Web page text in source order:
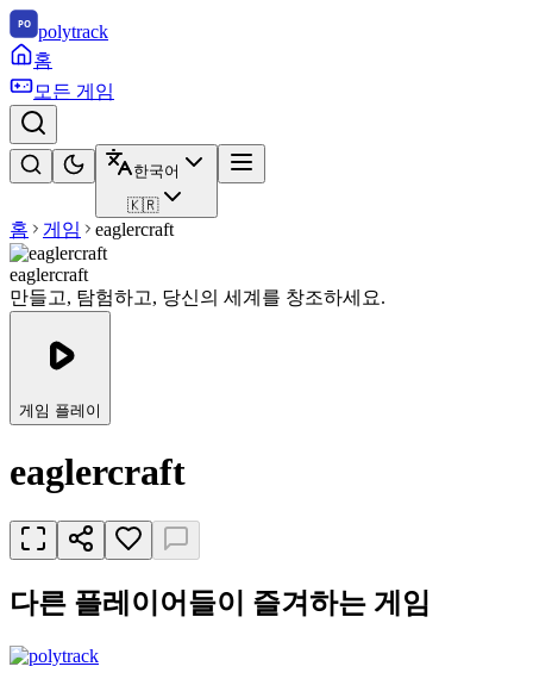
polytrack
홈
모든 게임
한국어
🇰🇷
홈 게임 eaglercraft
eaglercraft
만들고, 탐험하고, 당신의 세계를 창조하세요.
게임 플레이
eaglercraft
다른 플레이어들이 즐겨하는 게임